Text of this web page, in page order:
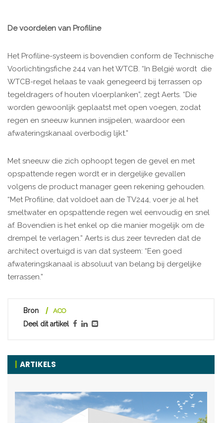
De voordelen van Profiline
Het Profiline-systeem is bovendien conform de Technische
Voorlichtingsfiche 244 van het WTCB. “In België wordt die
WTCB-regel helaas te vaak genegeerd bij terrassen op
tegeldragers of houten vloerplanken”, zegt Aerts. “Die
worden gewoonlijk geplaatst met open voegen, zodat
regen en sneeuw kunnen insijpelen, waardoor een
afwateringskanaal overbodig lijkt.”
Met sneeuw die zich ophoopt tegen de gevel en met
opspattende regen wordt er in dergelijke gevallen
volgens de product manager geen rekening gehouden.
“Met Profiline, dat voldoet aan de TV244, voer je al het
smeltwater en opspattende regen wel eenvoudig en snel
af. Bovendien is het enkel op die manier mogelijk om de
drempel te verlagen.” Aerts is dus zeer tevreden dat de
architect overtuigd is van dat systeem: “Een goed
afwateringskanaal is absoluut van belang bij dergelijke
terrassen.”
Bron ACO
Deel dit artikel
ARTIKELS